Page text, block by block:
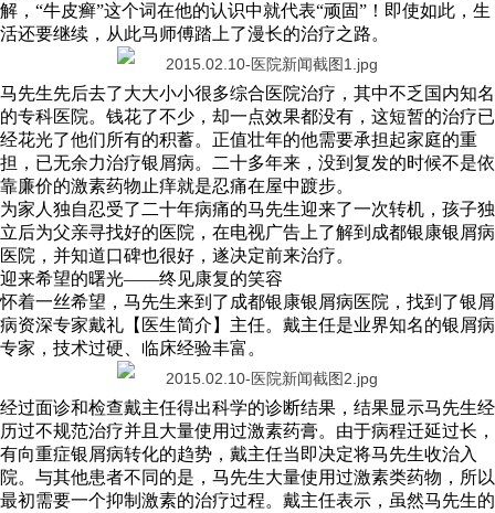
解，“牛皮癣”这个词在他的认识中就代表“顽固”！即使如此，生
活还要继续，从此马师傅踏上了漫长的治疗之路。
马先生先后去了大大小小很多综合医院治疗，其中不乏国内知名
的专科医院。钱花了不少，却一点效果都没有，这短暂的治疗已
经花光了他们所有的积蓄。正值壮年的他需要承担起家庭的重
担，已无余力治疗银屑病。二十多年来，没到复发的时候不是依
靠廉价的激素药物止痒就是忍痛在屋中踱步。
为家人独自忍受了二十年病痛的马先生迎来了一次转机，孩子独
立后为父亲寻找好的医院，在电视广告上了解到成都银康银屑病
医院，并知道口碑也很好，遂决定前来治疗。
迎来希望的曙光——终见康复的笑容
怀着一丝希望，马先生来到了成都银康银屑病医院，找到了银屑
病资深专家戴礼【医生简介】主任。戴主任是业界知名的银屑病
专家，技术过硬、临床经验丰富。
经过面诊和检查戴主任得出科学的诊断结果，结果显示马先生经
历过不规范治疗并且大量使用过激素药膏。由于病程迁延过长，
有向重症银屑病转化的趋势，戴主任当即决定将马先生收治入
院。与其他患者不同的是，马先生大量使用过激素类药物，所以
最初需要一个抑制激素的治疗过程。戴主任表示，虽然马先生的